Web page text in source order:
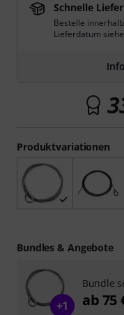
Produktvariationen
Schnelle
Bestelle innerhalb
Lieferdatum
Bundles & Angebote
+1
Bundle
ab 75